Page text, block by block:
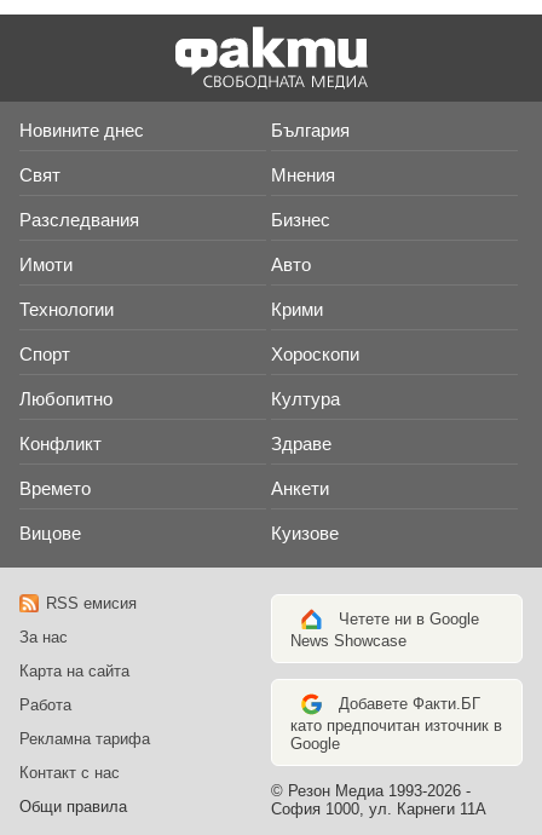
Новините днес България
Свят Мнения
Разследвания Бизнес
Имоти Авто
Технологии Крими
Спорт Хороскопи
Любопитно Култура
Конфликт Здраве
Времето Анкети
Вицове Куизове
RSS емисия
За нас
Карта на сайта
Работа
Рекламна тарифа
Контакт с нас
Общи правила
Четете ни в Google
News Showcase
Добавете Факти.БГ
като предпочитан източник в
Google
© Резон Медиа 1993-2026 -
София 1000, ул. Карнеги 11А